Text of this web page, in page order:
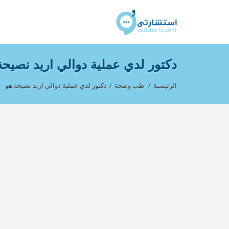
دكتور لدي عملية دوالي اريد
الرئيسية / طب وصحة / دكتور لدي عملية دوالي اريد نصيحة هو